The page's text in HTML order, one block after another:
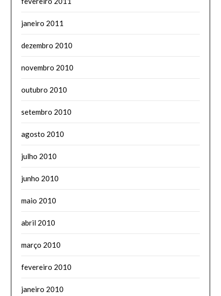
janeiro 2011
dezembro 2010
novembro 2010
outubro 2010
setembro 2010
agosto 2010
julho 2010
junho 2010
maio 2010
abril 2010
março 2010
fevereiro 2010
janeiro 2010